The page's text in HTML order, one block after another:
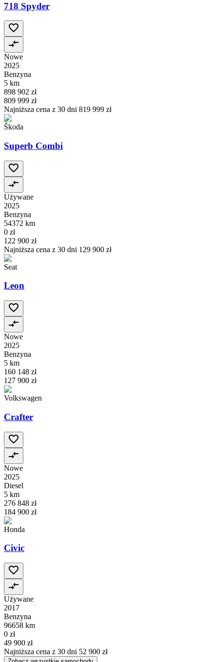
718 Spyder
Nowe
2025
Benzyna
5 km
898 902 zł
809 999 zł
Najniższa cena z 30 dni 819 999 zł
Škoda
Superb Combi
Używane
2025
Benzyna
54372 km
0 zł
122 900 zł
Najniższa cena z 30 dni 129 900 zł
Seat
Leon
Nowe
2025
Benzyna
5 km
160 148 zł
127 900 zł
Volkswagen
Crafter
Nowe
2025
Diesel
5 km
276 848 zł
184 900 zł
Honda
Civic
Używane
2017
Benzyna
96658 km
0 zł
49 900 zł
Najniższa cena z 30 dni 52 900 zł